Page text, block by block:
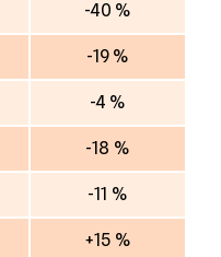
-40 %
-19 %
-4 %
-18 %
-11 %
+15 %